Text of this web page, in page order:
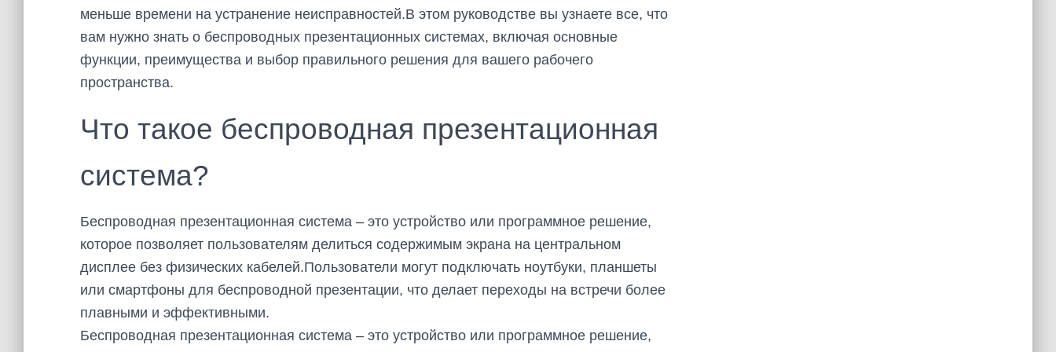
меньше времени на устранение неисправностей.В этом руководстве вы узнаете все, что
вам нужно знать о беспроводных презентационных системах, включая основные
функции, преимущества и выбор правильного решения для вашего рабочего
пространства.
Что такое беспроводная презентационная
система?
Беспроводная презентационная система – это устройство или программное решение,
которое позволяет пользователям делиться содержимым экрана на центральном
дисплее без физических кабелей.Пользователи могут подключать ноутбуки, планшеты
или смартфоны для беспроводной презентации, что делает переходы на встречи более
плавными и эффективными.
Беспроводная презентационная система – это устройство или программное решение,